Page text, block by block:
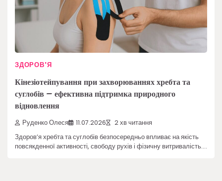
ЗДОРОВ'Я
Кінезіотейпування при захворюваннях хребта та
суглобів – ефективна підтримка природного
відновлення
Руденко Олеся 11.07.2026 2 хв читання
Здоров’я хребта та суглобів безпосередньо впливає на якість
повсякденної активності, свободу рухів і фізичну витривалість.…